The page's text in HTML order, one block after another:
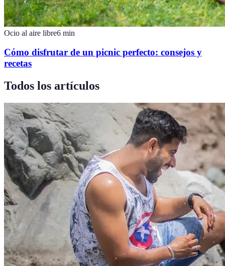
Ocio al aire libre6 min
Cómo disfrutar de un picnic perfecto: consejos y
recetas
Todos los artículos